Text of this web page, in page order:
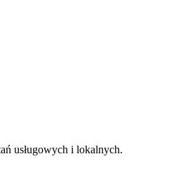
usługowych i lokalnych.